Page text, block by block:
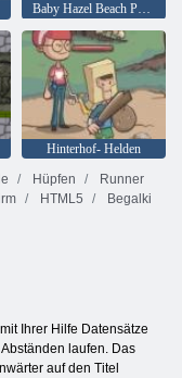
Baby Hazel Beach Party
Hinterhof- Helden
Hüpfen
Runner
HTML5
Begalki
Ihrer Hilfe Datensätze
laufen. Das
auf den Titel